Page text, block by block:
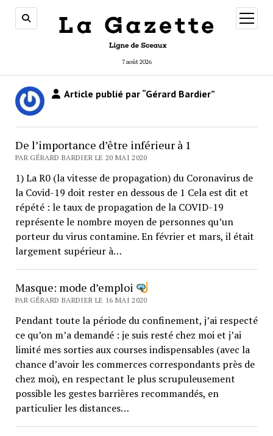
7 août 2026
ouvrir
menu
Article publié par “Gérard Bardier”
De l’importance d’être inférieur à 1
PAR GÉRARD BARDIER LE 20 MAI 2020
1) La R0 (la vitesse de propagation) du Coronavirus de
la Covid-19 doit rester en dessous de 1 Cela est dit et
répété : le taux de propagation de la COVID-19
représente le nombre moyen de personnes qu’un
porteur du virus contamine. En février et mars, il était
largement supérieur à…
Masque: mode d’emploi
PAR GÉRARD BARDIER LE 16 MAI 2020
Pendant toute la période du confinement, j’ai respecté
ce qu’on m’a demandé : je suis resté chez moi et j’ai
limité mes sorties aux courses indispensables (avec la
chance d’avoir les commerces correspondants près de
chez moi), en respectant le plus scrupuleusement
possible les gestes barrières recommandés, en
particulier les distances…